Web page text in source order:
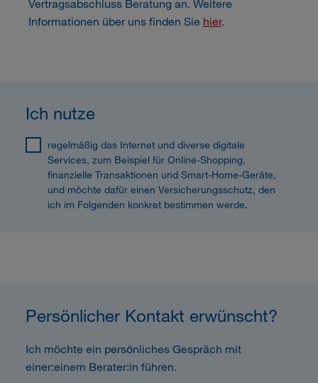
Vertragsabschluss Beratung an. Weitere
Informationen über uns finden Sie hier.
Ich nutze
regelmäßig das Internet und diverse digitale
Services, zum Beispiel für Online-Shopping,
finanzielle Transaktionen und Smart-Home-Geräte,
und möchte dafür einen Versicherungsschutz, den
ich im Folgenden konkret bestimmen werde.
Persönlicher Kontakt erwünscht?
Ich möchte ein persönliches Gespräch mit
einer:einem Berater:in führen.